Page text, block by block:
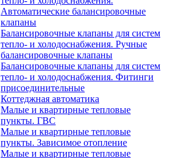
Автоматические балансировочные
клапаны
Балансировочные клапаны для систем
тепло- и холодоснабжения. Ручные
балансировочные клапаны
Балансировочные клапаны для систем
тепло- и холодоснабжения. Фитинги
присоединительные
Коттеджная автоматика
Малые и квартирные тепловые
пункты. ГВС
Малые и квартирные тепловые
пункты. Зависимое отопление
Малые и квартирные тепловые